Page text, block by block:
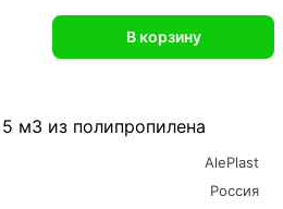
м3 из полипропилена
AlePlast
Россия
В корзину